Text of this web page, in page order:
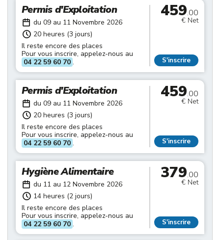
Permis d'Exploitation
du 09 au 11 Novembre 2026
20 heures (3 jours)
Il reste encore des places
Pour vous inscrire, appelez-nous au
04 22 59 60 70 .
459.00
€ Net
S'inscrire
Permis d'Exploitation
du 09 au 11 Novembre 2026
20 heures (3 jours)
Il reste encore des places
Pour vous inscrire, appelez-nous au
04 22 59 60 70 .
459.00
€ Net
S'inscrire
Hygiène Alimentaire
du 11 au 12 Novembre 2026
14 heures (2 jours)
Il reste encore des places
Pour vous inscrire, appelez-nous au
04 22 59 60 70 .
379.00
€ Net
S'inscrire